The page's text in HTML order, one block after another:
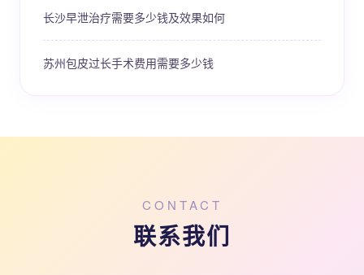
长沙早泄治疗需要多少钱及效果如何
苏州包皮过长手术费用需要多少钱
CONTACT
联系我们